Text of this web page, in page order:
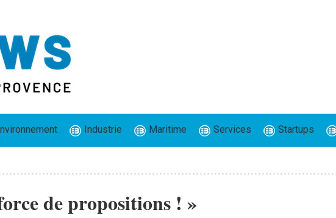
Industrie Maritime Services Startups
de propositions ! »